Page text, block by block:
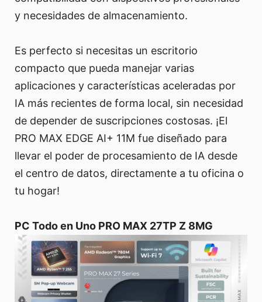
y necesidades de almacenamiento.
Es perfecto si necesitas un escritorio
compacto que pueda manejar varias
aplicaciones y características aceleradas por
IA más recientes de forma local, sin necesidad
de depender de suscripciones costosas. ¡El
PRO MAX EDGE AI+ 11M fue diseñado para
llevar el poder de procesamiento de IA desde
el centro de datos, directamente a tu oficina o
tu hogar!
PC Todo en Uno PRO MAX 27TP Z 8MG